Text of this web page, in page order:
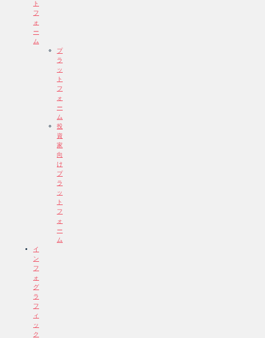
ト
フ
ォ
ー
ム
プ
ラ
ッ
ト
フ
ォ
ー
ム
投
資
家
向
け
プ
ラ
ッ
ト
フ
ォ
ー
ム
イ
ン
フ
ォ
グ
ラ
フ
ィ
ッ
ク